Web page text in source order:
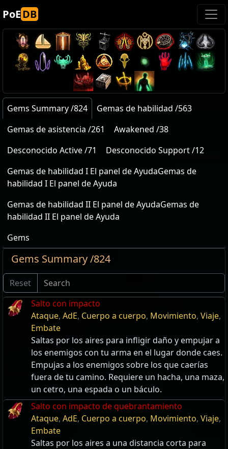
PoEDB
Gems Summary /824
Gemas de habilidad /563
Gemas de asistencia /261
Awakened /38
Desconocido Active /71
Desconocido Support /12
Gemas de habilidad I El panel de AyudaGemas de
habilidad I El panel de Ayuda
Gemas de habilidad II El panel de AyudaGemas de
habilidad II El panel de Ayuda
Gems
Gems Summary /824
Reset
Salto con impacto
Ataque, AdE, Cuerpo a cuerpo, Movimiento, Viaje,
Embate
Saltas por los aires para infligir daño y empujar a
los enemigos con tu arma en el lugar donde caes.
Empujas a los enemigos sobre los que caerías
fuera de tu camino. Requiere un hacha, una maza,
un cetro, una espada o un báculo.
Salto con impacto de quebrantamiento
Ataque, AdE, Cuerpo a cuerpo, Movimiento, Viaje,
Embate
Saltas por los aires a una distancia corta para